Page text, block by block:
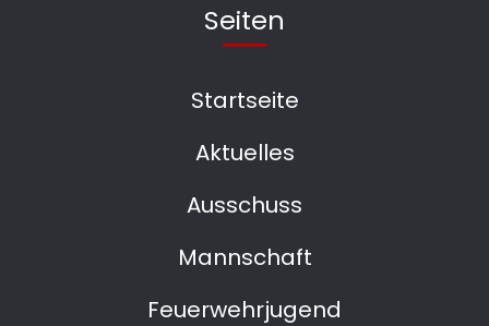
Seiten
Startseite
Aktuelles
Ausschuss
Mannschaft
Feuerwehrjugend